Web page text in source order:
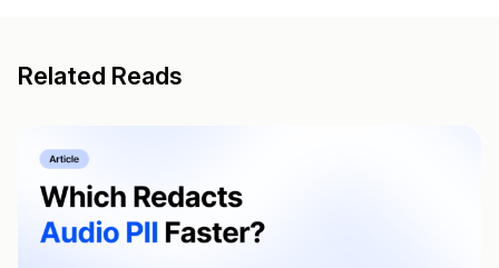
Related Reads